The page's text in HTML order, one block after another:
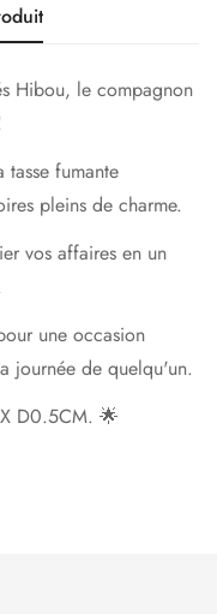
Hibou, le compagnon
fumante
pleins de charme.
vos affaires en un
une occasion
journée de quelqu'un.
D0.5CM. 🌟